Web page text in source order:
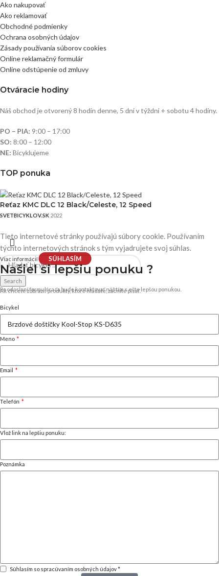
Ako nakupovať
Ako reklamovať
Obchodné podmienky
Ochrana osobných údajov
Zásady používania súborov cookies
Online reklamačný formulár
Online odstúpenie od zmluvy
Otváracie hodiny
Náš obchod je otvorený 8 hodín denne, 5 dní v týždni + sobotu 4 hodiny.
PO – PIA: 9:00 – 17:00
SO: 8:00 – 12:00
NE: Bicyklujeme
TOP ponuka
Reťaz KMC DLC 12 Black/Celeste, 12 Speed
SVETBICYKLOV.SK 2022
Search
Ak chcete zobraziť produkty, ktoré hľadáte, začnite písať.
Tieto internetové stránky používajú súbory cookie. Používaním
týchto internetových stránok s tým vyjadrujete svoj súhlas.
Viac informácií SÚHLASÍM
Našiel silepšiu ponuku ?
Po odoslaní formulára ťa bude kontaktovať náš tím s ešte lepšou ponukou.
Bicykel
Meno
Email
Telefón
Vlož link na lepšiu ponuku:
Poznámka
Súhlasím so spracúvaním osobných údajov *